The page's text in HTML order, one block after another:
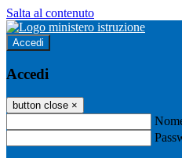
Salta al contenuto
Accedi
Accedi
button close ×